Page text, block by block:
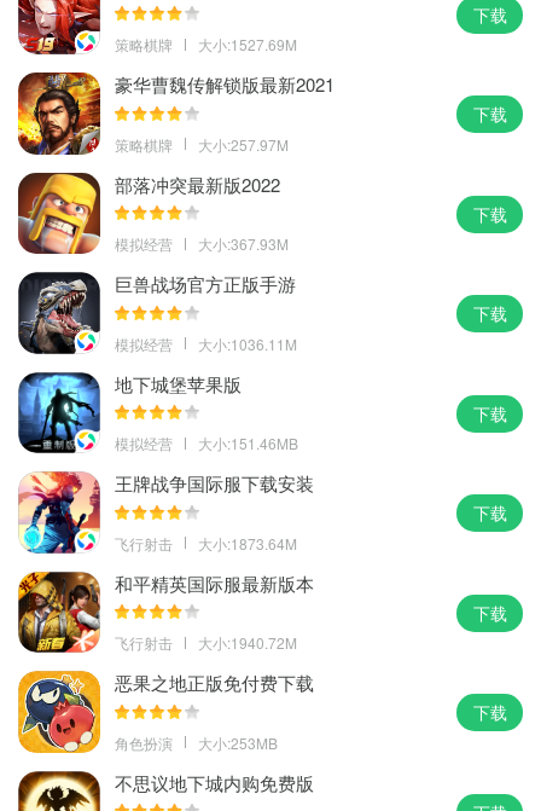
策略棋牌 大小:1527.69M
下载
豪华曹魏传解锁版最新2021
策略棋牌 大小:257.97M
下载
部落冲突最新版2022
模拟经营 大小:367.93M
下载
巨兽战场官方正版手游
模拟经营 大小:1036.11M
下载
地下城堡苹果版
模拟经营 大小:151.46MB
下载
王牌战争国际服下载安装
飞行射击 大小:1873.64M
下载
和平精英国际服最新版本
飞行射击 大小:1940.72M
下载
恶果之地正版免付费下载
角色扮演 大小:253MB
下载
不思议地下城内购免费版